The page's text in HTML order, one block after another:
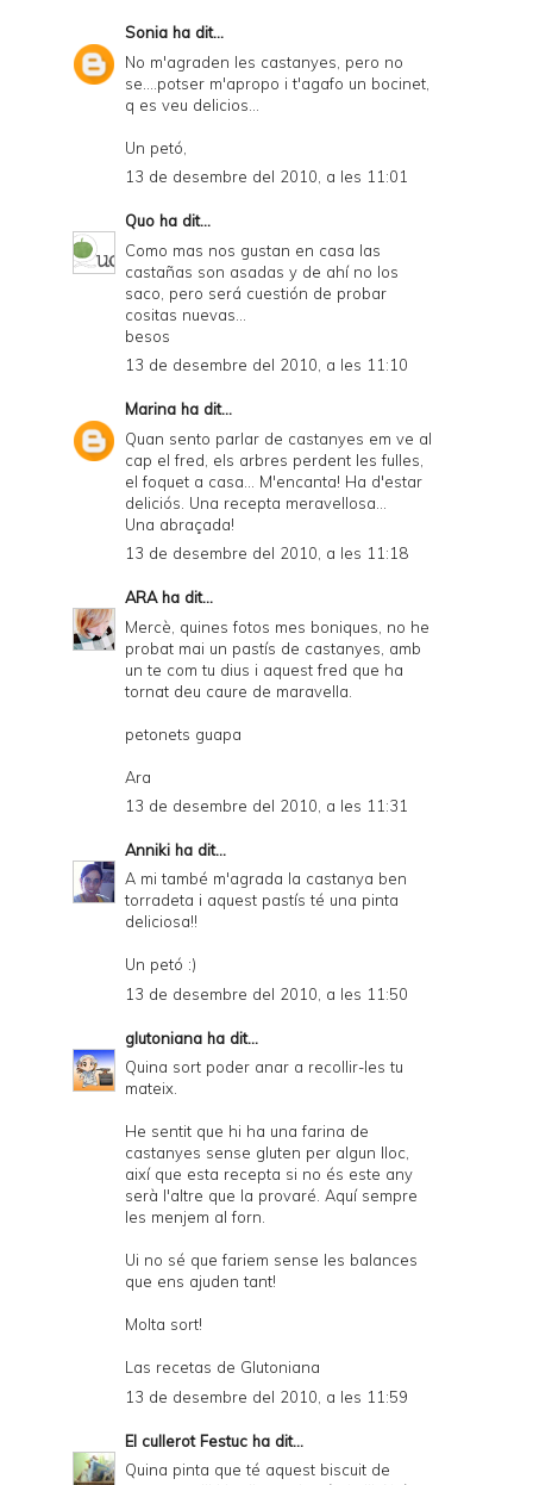
Sonia ha dit...
No m'agraden les castanyes, pero no
se....potser m'apropo i t'agafo un bocinet,
q es veu delicios...
Un petó,
13 de desembre del 2010, a les 11:01
Quo ha dit...
Como mas nos gustan en casa las
castañas son asadas y de ahí no los
saco, pero será cuestión de probar
cositas nuevas...
besos
13 de desembre del 2010, a les 11:10
Marina ha dit...
Quan sento parlar de castanyes em ve al
cap el fred, els arbres perdent les fulles,
el foquet a casa... M'encanta! Ha d'estar
deliciós. Una recepta meravellosa...
Una abraçada!
13 de desembre del 2010, a les 11:18
ARAha dit...
Mercè, quines fotos mes boniques, no he
probat mai un pastís de castanyes, amb
un te com tu dius i aquest fred que ha
tornat deu caure de maravella.
petonets guapa
Ara
13 de desembre del 2010, a les 11:31
Anniki ha dit...
A mi també m'agrada la castanya ben
torradeta i aquest pastís té una pinta
deliciosa!!
Un petó :)
13 de desembre del 2010, a les 11:50
glutoniana ha dit...
Quina sort poder anar a recollir-les tu
mateix.
He sentit que hi ha una farina de
castanyes sense gluten per algun lloc,
així que esta recepta si no és este any
serà l'altre que la provaré. Aquí sempre
les menjem al forn.
Ui no sé que fariem sense les balances
que ens ajuden tant!
Molta sort!
Las recetas de Glutoniana
13 de desembre del 2010, a les 11:59
El cullerot Festuc ha dit...
Quina pinta que té aquest biscuit de